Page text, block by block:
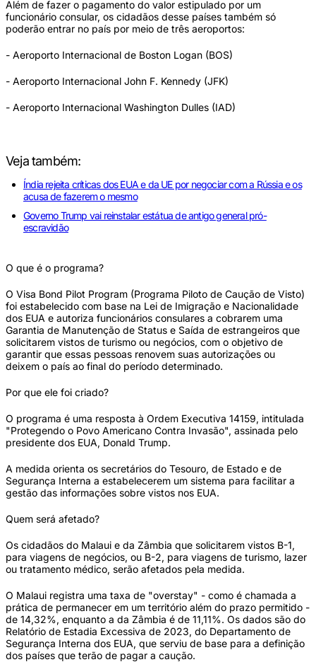
Além de fazer o pagamento do valor estipulado por um
funcionário consular, os cidadãos desse países também só
poderão entrar no país por meio de três aeroportos:
- Aeroporto Internacional de Boston Logan (BOS)
- Aeroporto Internacional John F. Kennedy (JFK)
- Aeroporto Internacional Washington Dulles (IAD)
Veja também:
Índia rejeita críticas dos EUA e da UE por negociar com a Rússia e os
acusa de fazerem o mesmo
Governo Trump vai reinstalar estátua de antigo general pró-
escravidão
O que é o programa?
O Visa Bond Pilot Program (Programa Piloto de Caução de Visto)
foi estabelecido com base na Lei de Imigração e Nacionalidade
dos EUA e autoriza funcionários consulares a cobrarem uma
Garantia de Manutenção de Status e Saída de estrangeiros que
solicitarem vistos de turismo ou negócios, com o objetivo de
garantir que essas pessoas renovem suas autorizações ou
deixem o país ao final do período determinado.
Por que ele foi criado?
O programa é uma resposta à Ordem Executiva 14159, intitulada
"Protegendo o Povo Americano Contra Invasão", assinada pelo
presidente dos EUA, Donald Trump.
A medida orienta os secretários do Tesouro, de Estado e de
Segurança Interna a estabelecerem um sistema para facilitar a
gestão das informações sobre vistos nos EUA.
Quem será afetado?
Os cidadãos do Malaui e da Zâmbia que solicitarem vistos B-1,
para viagens de negócios, ou B-2, para viagens de turismo, lazer
ou tratamento médico, serão afetados pela medida.
O Malaui registra uma taxa de "overstay" - como é chamada a
prática de permanecer em um território além do prazo permitido -
de 14,32%, enquanto a da Zâmbia é de 11,11%. Os dados são do
Relatório de Estadia Excessiva de 2023, do Departamento de
Segurança Interna dos EUA, que serviu de base para a definição
dos países que terão de pagar a caução.